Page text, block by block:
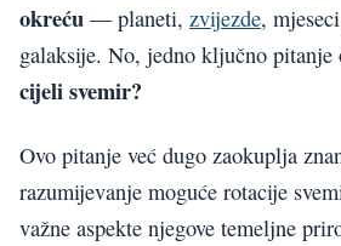
okreću — planeti, zvijezde,
galaksije. No, jedno ključno pitanje
cijeli svemir?
Ovo pitanje već dugo zaokuplja
razumijevanje moguće rotacije
važne aspekte njegove temeljne